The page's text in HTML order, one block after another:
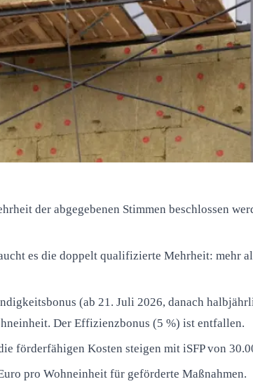
der abgegebenen Stimmen beschlossen
es die doppelt qualifizierte Mehrheit: mehr
(ab 21. Juli 2026, danach
Der Effizienzbonus (5 %) ist entfallen.
förderfähigen Kosten steigen mit iSFP von
pro Wohneinheit für geförderte Maßnahmen.